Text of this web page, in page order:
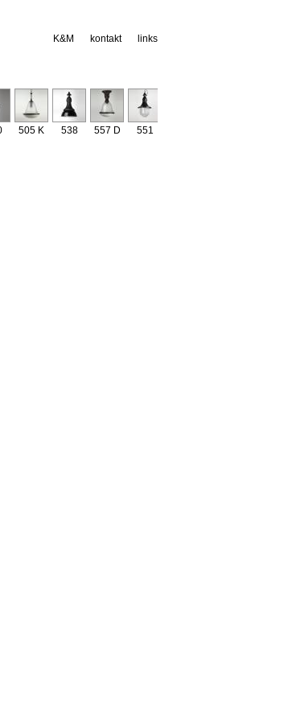
K&M kontakt links
505 K 538 557 D 551